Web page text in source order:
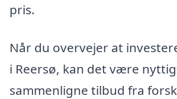
pris.
Når du overvejer at
i Reersø, kan det være
sammenligne tilbud fra